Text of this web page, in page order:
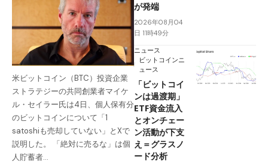
米ビットコイン（BTC）投資企業
ストラテジーの共同創業者マイケ
ル・セイラー氏は4日、個人保有分
のビットコインについて「1
satoshiも売却していない」とXで
説明した。 「絶対に売るな」は個
人貯蓄者…
が発端
2026年08月04
日 11時49分
ニュース
ビットコインニ
ュース
「ビットコイ
ンは過渡期」
ETF資金流入
とオンチェー
ン活動が下支
え＝グラスノ
ード分析